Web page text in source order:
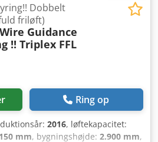
Dobbelt
friløft)
Guidance
!! Triplex FFL
Ring op
2016, løftekapacitet:
mm, bygningshøjde: 2.900 mm,